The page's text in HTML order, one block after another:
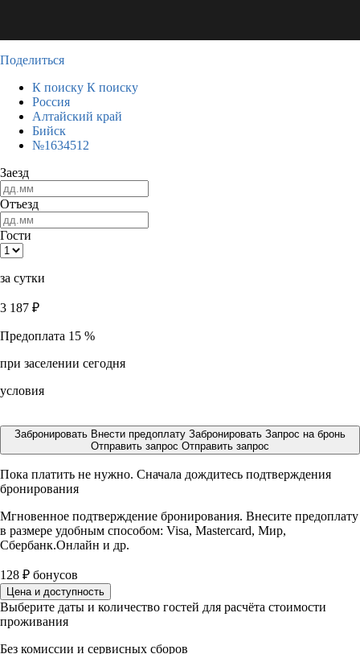
Поделиться
К поиску К поиску
Россия
Алтайский край
Бийск
№1634512
Заезд
Отъезд
Гости
за сутки
3 187 ₽
Предоплата 15 %
при заселении сегодня
условия
Забронировать Внести предоплату Забронировать Запрос на бронь
Отправить запрос Отправить запрос
Пока платить не нужно. Сначала дождитесь подтверждения
бронирования
Мгновенное подтверждение бронирования. Внесите предоплату
в размере удобным способом: Visa, Mastercard, Мир,
Сбербанк.Онлайн и др.
128 ₽ бонусов
Цена и доступность
Выберите даты и количество гостей для расчёта стоимости
проживания
Без комиссии и сервисных сборов